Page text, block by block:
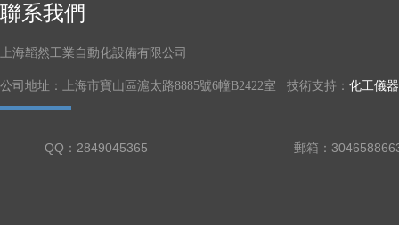
聯系我們
上海韜然工業自動化設備有限公司
公司地址：上海市寶山區滬太路8885號6幢B2422室 技術支持： 化工儀
QQ：2849045365 郵箱：